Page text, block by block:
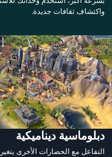
واكتشاف ثقافات جديدة.
دبلوماسية ديناميكية
التفاعل مع الحضارات الأخرى